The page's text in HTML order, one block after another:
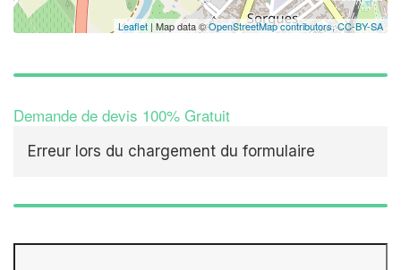
Leaflet | Map data ©OpenStreetMap contributors,CC-BY-SA
Demande de devis 100% Gratuit
Erreur lors du chargement du formulaire